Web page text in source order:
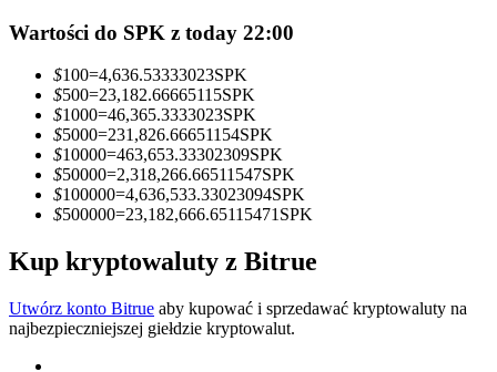
Ciesz się podziałem zysków i prowizjami z kopiowania
transakcji
Informacja
Analiza Big Data, w tym informacje handlowe itp.
Wartości do SPK z today 22:00
$100=4,636.53333023SPK
$500=23,182.66665115SPK
$1000=46,365.3333023SPK
$5000=231,826.66651154SPK
$10000=463,653.33302309SPK
$50000=2,318,266.66511547SPK
$100000=4,636,533.33023094SPK
$500000=23,182,666.65115471 SPK
Kup kryptowaluty z Bitrue
Utwórz konto Bitrue aby kupować i sprzedawać kryptowaluty na
najbezpieczniejszej giełdzie kryptowalut.